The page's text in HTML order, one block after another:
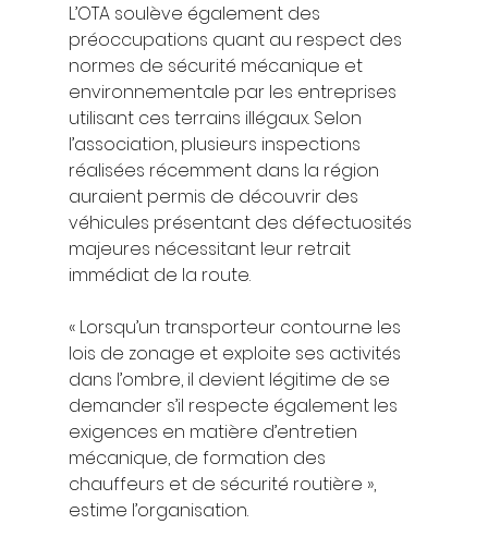
L’OTA soulève également des
préoccupations quant au respect des
normes de sécurité mécanique et
environnementale par les entreprises
utilisant ces terrains illégaux. Selon
l’association, plusieurs inspections
réalisées récemment dans la région
auraient permis de découvrir des
véhicules présentant des défectuosités
majeures nécessitant leur retrait
immédiat de la route.
« Lorsqu’un transporteur contourne les
lois de zonage et exploite ses activités
dans l’ombre, il devient légitime de se
demander s’il respecte également les
exigences en matière d’entretien
mécanique, de formation des
chauffeurs et de sécurité routière »,
estime l’organisation.